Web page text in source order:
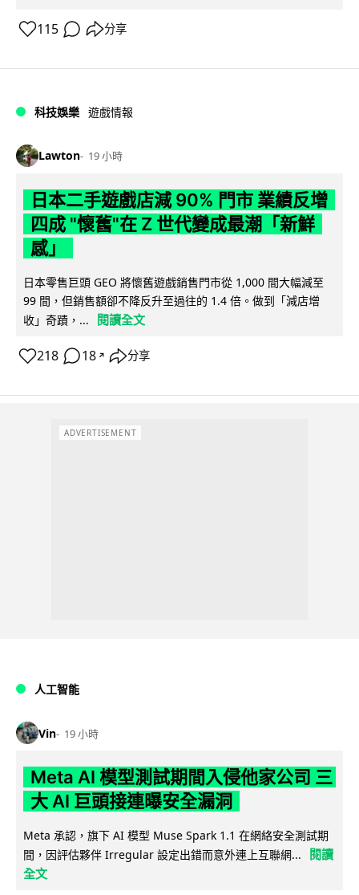
115 分享
科技娛樂 遊戲情報
Lawton 19 小時
日本二手遊戲店減 90% 門市 業績反增
四成 "懷舊"在 Z 世代變成最潮「新鮮
感」
日本零售巨頭 GEO 將懷舊遊戲銷售門市從 1,000 間大幅減至
99 間，但銷售額卻不降反升至過往的 1.4 倍。做到「減店增
收」奇蹟，...
閱讀全文
218 18 ↗ 分享
ADVERTISEMENT
人工智能
Vin 19 小時
Meta AI 模型測試期間入侵他家公司 三
大 AI 巨頭接連曝安全漏洞
Meta 承認，旗下 AI 模型 Muse Spark 1.1 在網絡安全測試期
間，因評估夥伴 Irregular 設定出錯而意外連上互聯網...
閱讀
全文